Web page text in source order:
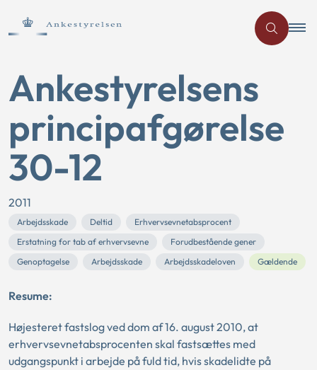
Ankestyrelsens
principafgørelse
30-12
2011
Arbejdsskade Deltid
Erhvervsevnetabsprocent
Erstatning for tab af erhvervsevne
Forudbestående gener
Genoptagelse
Arbejdsskade Arbejdsskadeloven Gældende
Resume:
Højesteret fastslog ved dom af 16. august 2010, at
erhvervsevnetabsprocenten skal fastsættes med
udgangspunkt i arbejde på fuld tid, hvis skadelidte på